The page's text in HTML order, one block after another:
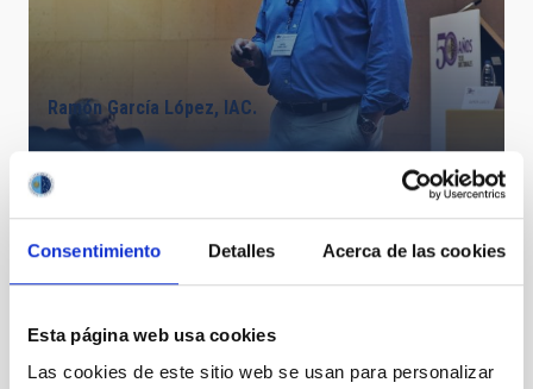
Consentimiento Detalles Acerca de las cookies
Esta página web usa cookies
Las cookies de este sitio web se usan para personalizar
Ramón García López, IAC.